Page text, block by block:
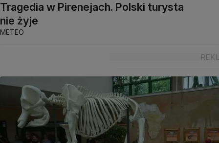
Tragedia w Pirenejach. Polski turysta
nie żyje
METEO